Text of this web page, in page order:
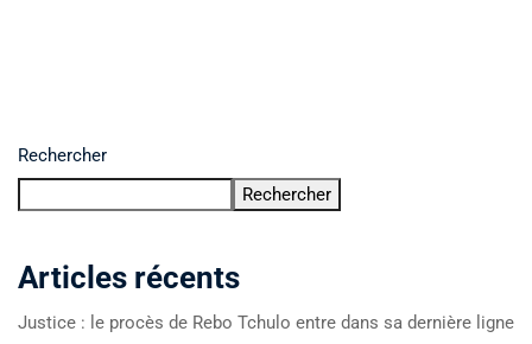
Rechercher
Rechercher
Articles récents
Justice : le procès de Rebo Tchulo entre dans sa dernière ligne